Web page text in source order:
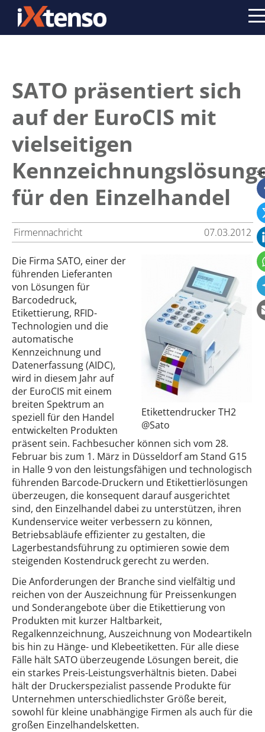
SATO präsentiert sich
auf der EuroCIS mit
vielseitigen
für den Einzelhandel
Firmennachricht 07.03.2012
Etikettendrucker TH2
@Sato
Die Firma SATO, einer der
führenden Lieferanten
von Lösungen für
Barcodedruck,
Etikettierung, RFID-
Technologien und die
automatische
Kennzeichnung und
Datenerfassung (AIDC),
wird in diesem Jahr auf
der EuroCIS mit einem
breiten Spektrum an
speziell für den Handel
entwickelten Produkten
präsent sein. Fachbesucher können sich vom 28.
Februar bis zum 1. März in Düsseldorf am Stand G15
in Halle 9 von den leistungsfähigen und technologisch
führenden Barcode-Druckern und Etikettierlösungen
überzeugen, die konsequent darauf ausgerichtet
sind, den Einzelhandel dabei zu unterstützen, ihren
Kundenservice weiter verbessern zu können,
Betriebsabläufe effizienter zu gestalten, die
Lagerbestandsführung zu optimieren sowie dem
steigenden Kostendruck gerecht zu werden.
Die Anforderungen der Branche sind vielfältig und
reichen von der Auszeichnung für Preissenkungen
und Sonderangebote über die Etikettierung von
Produkten mit kurzer Haltbarkeit,
Regalkennzeichnung, Auszeichnung von Modeartikeln
bis hin zu Hänge- und Klebeetiketten. Für alle diese
Fälle hält SATO überzeugende Lösungen bereit, die
ein starkes Preis-Leistungsverhältnis bieten. Dabei
hält der Druckerspezialist passende Produkte für
Unternehmen unterschiedlichster Größe bereit,
sowohl für kleine unabhängige Firmen als auch für die
großen Einzelhandelsketten.